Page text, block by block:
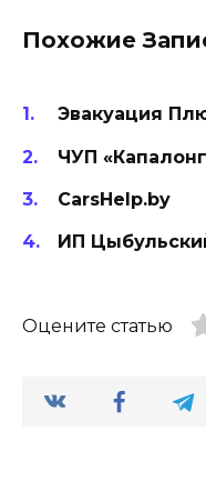
Похожие
Эвакуация
ЧУП
CarsHelp.by
ИП
Оцените статью